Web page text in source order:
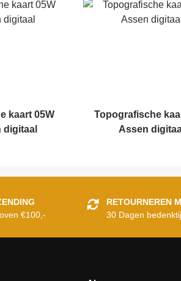
kaart 05W
digitaal
Topografische
Assen
€100,-
RETOURNEREN
30 Dagen